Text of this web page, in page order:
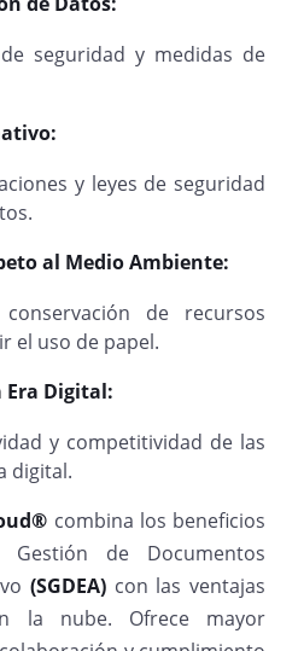
seguridad y medidas de
y leyes de seguridad
al Medio Ambiente:
de recursos
el uso de papel.
Digital:
y competitividad de las
digital.
combina los beneficios
de Documentos
(SGDEA) con las ventajas
la nube. Ofrece mayor